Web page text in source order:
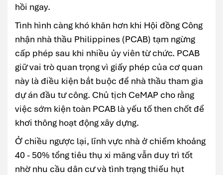
hồi ngay.
Tình hình càng khó khăn hơn khi Hội đồng Công
nhận nhà thầu Philippines (PCAB) tạm ngừng
cấp phép sau khi nhiều ủy viên từ chức. PCAB
giữ vai trò quan trọng vì giấy phép của cơ quan
này là điều kiện bắt buộc để nhà thầu tham gia
dự án đầu tư công. Chủ tịch CeMAP cho rằng
việc sớm kiện toàn PCAB là yếu tố then chốt để
khơi thông hoạt động xây dựng.
Ở chiều ngược lại, lĩnh vực nhà ở chiếm khoảng
40 - 50% tổng tiêu thụ xi măng vẫn duy trì tốt
nhờ nhu cầu dân cư và tình trạng thiếu hụt